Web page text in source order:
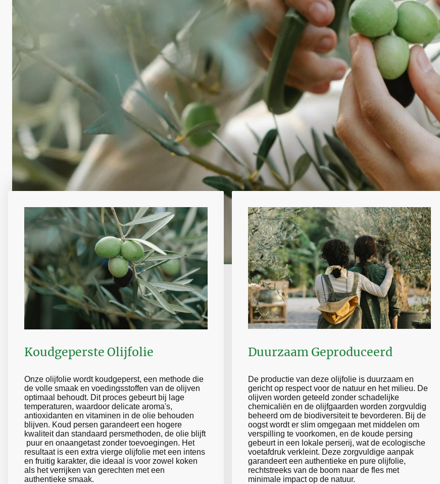
Koudgeperste Olijfolie
Onze olijfolie wordt koudgeperst, een methode die
de volle smaak en voedingsstoffen van de olijven
optimaal behoudt. Dit proces gebeurt bij lage
temperaturen, waardoor delicate aroma's,
antioxidanten en vitaminen in de olie behouden
blijven. Koud persen garandeert een hogere
kwaliteit dan standaard persmethoden, de olie blijft
puur en onaangetast zonder toevoegingen. Het
resultaat is een extra vierge olijfolie met een intens
en fruitig karakter, die ideaal is voor zowel koken
als het verrijken van gerechten met een
authentieke smaak.
Duurzaam Geproduceerd
De productie van deze olijfolie is duurzaam en
gericht op respect voor de natuur en het milieu. De
olijven worden geteeld zonder schadelijke
chemicaliën en de olijfgaarden worden zorgvuldig
beheerd om de biodiversiteit te bevorderen. Bij de
oogst wordt er slim omgegaan met middelen om
verspilling te voorkomen, en de koude persing
gebeurt in een lokale perserij, wat de ecologische
voetafdruk verkleint. Deze zorgvuldige aanpak
garandeert een authentieke en pure olijfolie,
rechtstreeks van de boom naar de fles met
minimale impact op de natuur.